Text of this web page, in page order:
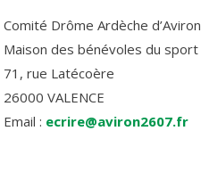
Comité Drôme Ardèche d’Aviron
Maison des bénévoles du sport
71, rue Latécoère
26000 VALENCE
Email : ecrire@aviron2607.fr